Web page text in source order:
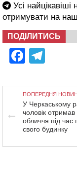
Усі
отримувати на
ПОДІЛИТИСЬ
ПОПЕРЕДНЯ
У Черкаському
чоловік отримав
обличчя під час
свого будинку